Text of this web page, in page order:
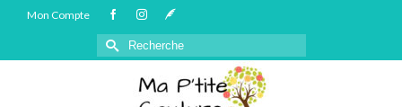
Mon Compte
Rechercher :